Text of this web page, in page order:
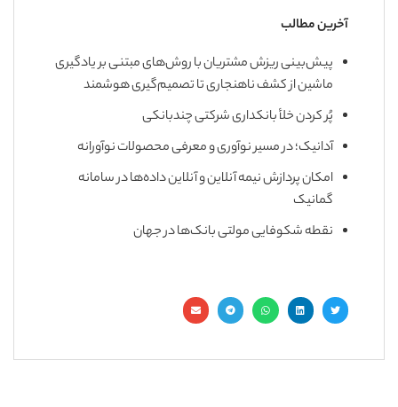
آخرین مطالب
پیش‌بینی ریزش مشتریان با روش‌های مبتنی بر یادگیری
ماشین از کشف ناهنجاری تا تصمیم‌گیری هوشمند
پُر کردن خلأ بانکداری شرکتی چندبانکی
آدانیک؛ در مسیر نوآوری و معرفی محصولات نوآورانه
امکان پردازش نیمه آنلاین و آنلاین داده‌ها در سامانه
گمانیک
نقطه شکوفایی مولتی بانک‌ها در جهان